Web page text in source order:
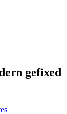
gefixed